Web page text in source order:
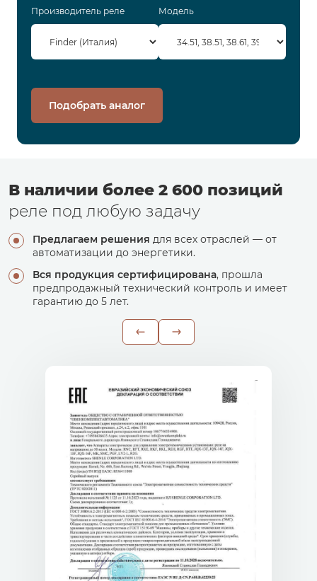
Производитель реле Модель
Подобрать аналог
В наличии более 2 600 позиций
реле под любую задачу
Предлагаем решения для всех отраслей — от
автоматизации до энергетики.
Вся продукция сертифицирована, прошла
предпродажный технический контроль и имеет
гарантию до 5 лет.